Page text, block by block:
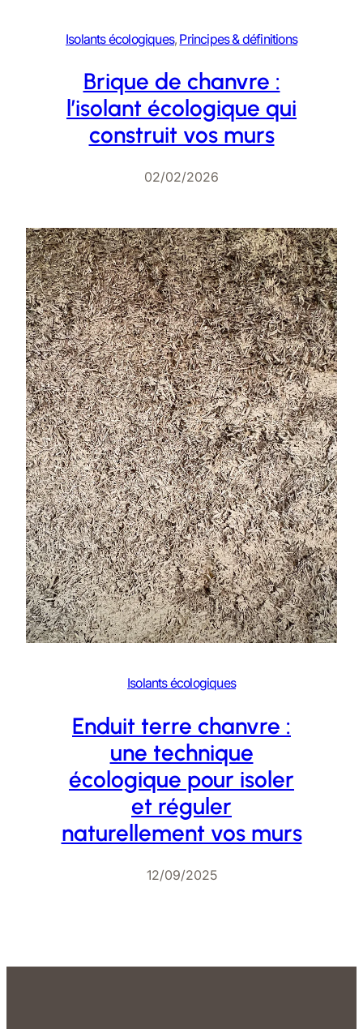
Isolants écologiques, Principes & définitions
Brique de chanvre :
l’isolant écologique qui
construit vos murs
02/02/2026
Isolants écologiques
Enduit terre chanvre :
une technique
écologique pour isoler
et réguler
naturellement vos murs
12/09/2025